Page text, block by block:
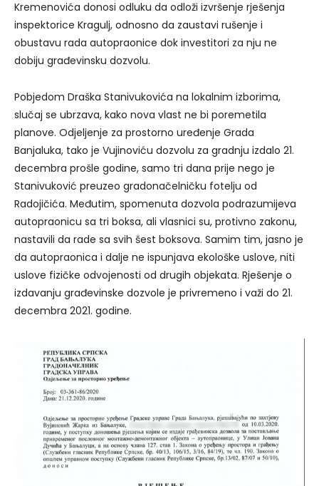
Kremenovića donosi odluku da odloži izvršenje rješenja
inspektorice Kragulj, odnosno da zaustavi rušenje i
obustavu rada autopraonice dok investitori za nju ne
dobiju građevinsku dozvolu.
Pobjedom Draška Stanivukovića na lokalnim izborima,
slučaj se ubrzava, kako nova vlast ne bi poremetila
planove. Odjeljenje za prostorno uređenje Grada
Banjaluka, tako je Vujinoviću dozvolu za gradnju izdalo 21.
decembra prošle godine, samo tri dana prije nego je
Stanivuković preuzeo gradonačelničku fotelju od
Radojičića. Međutim, spomenuta dozvola podrazumijeva
autopraonicu sa tri boksa, ali vlasnici su, protivno zakonu,
nastavili da rade sa svih šest boksova. Samim tim, jasno je
da autopraonica i dalje ne ispunjava ekološke uslove, niti
uslove fizičke odvojenosti od drugih objekata. Rješenje o
izdavanju građevinske dozvole je privremeno i važi do 21.
decembra 2021. godine.